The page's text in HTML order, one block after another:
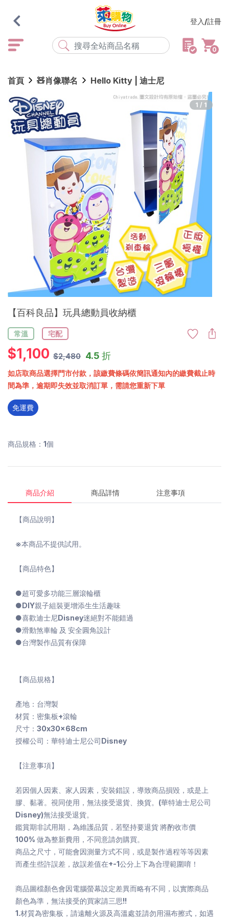
登入/註冊
0
熱門搜尋
店取 米大師 黑丸
海瑞、蔥阿伯
紅豆食府
元榆 柑心良品 樂廚
劉霸
地墊
箱購 雨衣
最近搜尋
清除所有記錄
首頁 🧸肖像聯名 Hello Kitty | 迪士尼
1/1
【百科良品】玩具總動員收納櫃
常溫 宅配
$1,100 $2,480 4.5 折
如店取商品選擇門市付款，該繳費條碼依簡訊通知內的繳費截止時
間為準，逾期即失效並取消訂單，需請您重新下單
免運費
商品規格：1個
商品介紹 商品詳情 注意事項
【商品說明】
※本商品不提供試用。
【商品特色】
●超可愛多功能三層滾輪櫃
●DIY親子組裝更增添生生活趣味
●喜歡迪士尼Disney迷絕對不能錯過
●滑動煞車輪 及 安全圓角設計
●台灣製作品質有保障
【商品規格】
產地：台灣製
材質：密集板+滾輪
尺寸：30x30x68cm
授權公司：華特迪士尼公司Disney
【注意事項】
若因個人因素、家人因素，安裝錯誤，導致商品損毀，或是上
膠、黏著。視同使用，無法接受退貨、換貨。(華特迪士尼公司
Disney)無法接受退貨。
鑑賞期非試用期，為維護品質，若堅持要退貨 將酌收市價
100% 做為整新費用，不同意請勿購買。
商品之尺寸，可能會因測量方式不同，或是製作過程等等因素
而產生些許誤差，故誤差值在+-1公分上下為合理範圍唷！
商品圖檔顏色會因電腦螢幕設定差異而略有不同，以實際商品
顏色為準，無法接受的買家請三思!!
1.材質為密集板，請遠離火源及高溫處並請勿用濕布擦式，如遇